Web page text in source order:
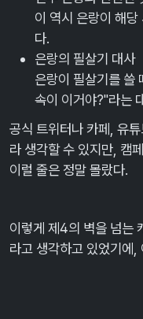
이 역시 은랑이 해
다.
은랑의 필살기 대사
은랑이 필살기를 쓸
속이 이거야?"라는
공식 트위터나 카페, 유
라 생각할 수 있지만, 캠
이럴 줄은 정말 몰랐다.
이렇게 제4의 벽을 넘는
라고 생각하고 있었기에,